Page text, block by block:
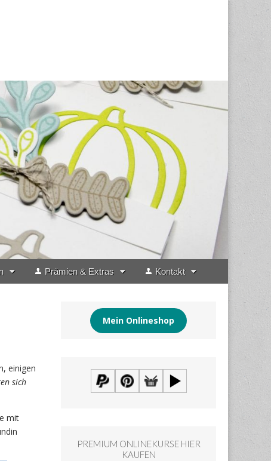
Prämien & Extras Kontakt
einigen
sich
mit
Mein Onlineshop
PREMIUM ONLINEKURSE HIER
KAUFEN